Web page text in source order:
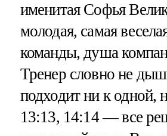
именитая Софья
молодая, самая
команды, душа
Тренер словно не
подходит ни к одной,
13:13, 14:14 — все